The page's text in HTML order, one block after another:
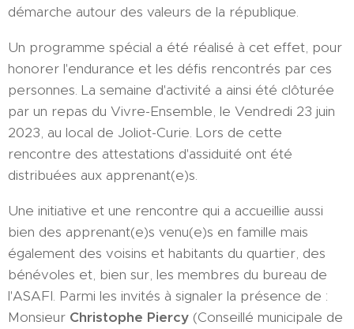
démarche autour des valeurs de la république.
Un programme spécial a été réalisé à cet effet, pour
honorer l'endurance et les défis rencontrés par ces
personnes. La semaine d'activité a ainsi été clôturée
par un repas du Vivre-Ensemble, le Vendredi 23 juin
2023, au local de Joliot-Curie. Lors de cette
rencontre des attestations d'assiduité ont été
distribuées aux apprenant(e)s.
Une initiative et une rencontre qui a accueillie aussi
bien des apprenant(e)s venu(e)s en famille mais
également des voisins et habitants du quartier, des
bénévoles et, bien sur, les membres du bureau de
l'ASAFI. Parmi les invités à signaler la présence de :
Monsieur Christophe Piercy (Conseillé municipale de